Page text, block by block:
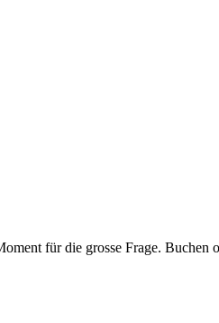
für die grosse Frage. Buchen